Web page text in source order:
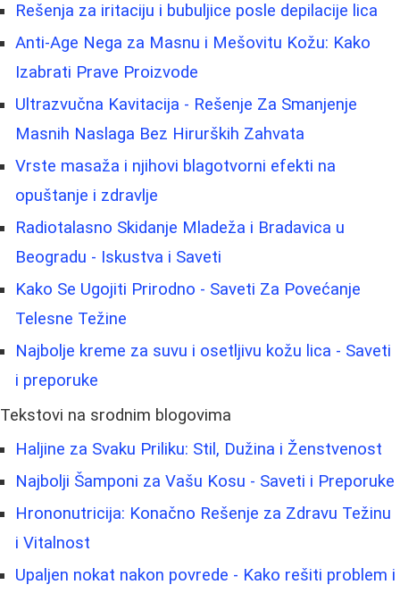
Rešenja za iritaciju i bubuljice posle depilacije lica
Anti-Age Nega za Masnu i Mešovitu Kožu: Kako
Izabrati Prave Proizvode
Ultrazvučna Kavitacija - Rešenje Za Smanjenje
Masnih Naslaga Bez Hirurških Zahvata
Vrste masaža i njihovi blagotvorni efekti na
opuštanje i zdravlje
Radiotalasno Skidanje Mladeža i Bradavica u
Beogradu - Iskustva i Saveti
Kako Se Ugojiti Prirodno - Saveti Za Povećanje
Telesne Težine
Najbolje kreme za suvu i osetljivu kožu lica - Saveti
i preporuke
Tekstovi na srodnim blogovima
Haljine za Svaku Priliku: Stil, Dužina i Ženstvenost
Najbolji Šamponi za Vašu Kosu - Saveti i Preporuke
Hrononutricija: Konačno Rešenje za Zdravu Težinu
i Vitalnost
Upaljen nokat nakon povrede - Kako rešiti problem i